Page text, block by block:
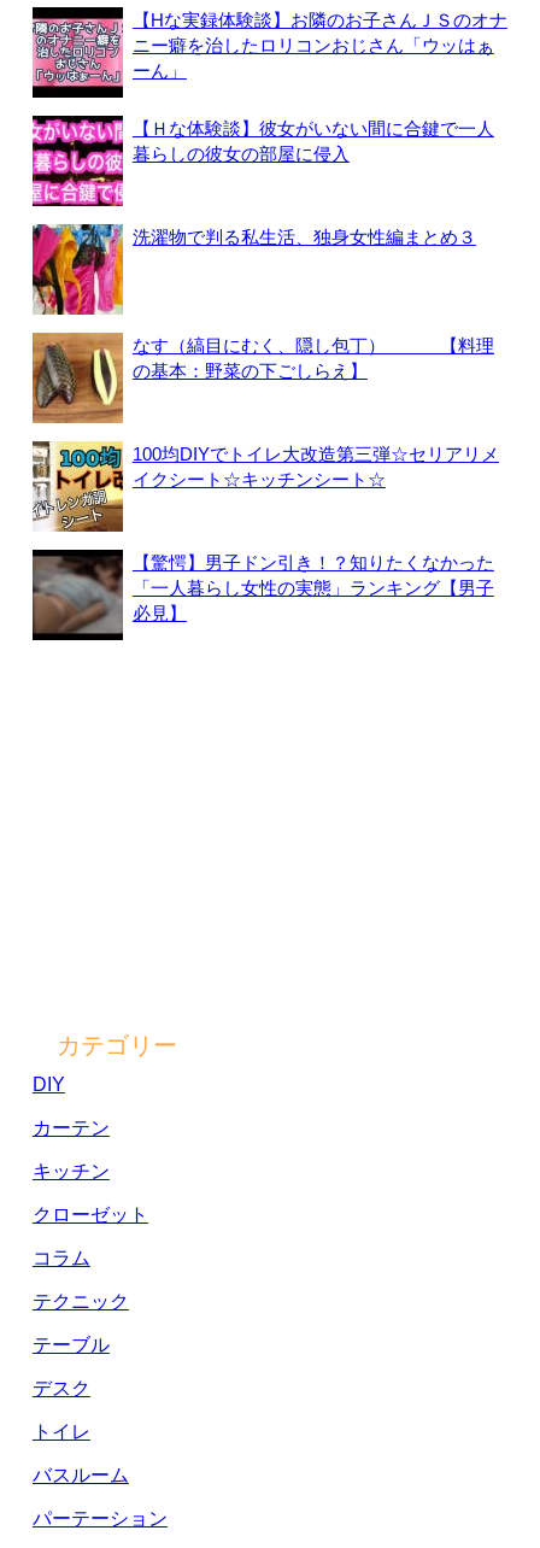
【Hな実録体験談】お隣のお子さんＪＳのオナ
ニー癖を治したロリコンおじさん「ウッはぁ
ーん」
【Ｈな体験談】彼女がいない間に合鍵で一人
暮らしの彼女の部屋に侵入
洗濯物で判る私生活、独身女性編まとめ３
なす（縞目にむく、隠し包丁） 【料理
の基本：野菜の下ごしらえ】
100均DIYでトイレ大改造第三弾☆セリアリメ
イクシート☆キッチンシート☆
【驚愕】男子ドン引き！？知りたくなかった
「一人暮らし女性の実態」ランキング【男子
必見】
カテゴリー
DIY
カーテン
キッチン
クローゼット
コラム
テクニック
テーブル
デスク
トイレ
バスルーム
パーテーション